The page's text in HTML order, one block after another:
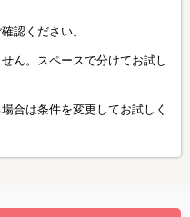
認ください。
ん。スペースで分けてお試し
合は条件を変更してお試しく